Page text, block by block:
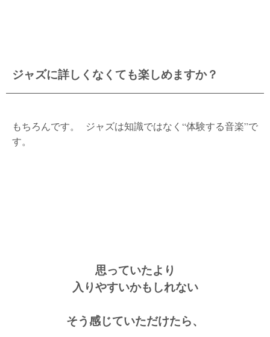
ジャズに詳しくなくても楽しめますか？
もちろんです。 ジャズは知識ではなく“体験する音楽”で
す。
思っていたより
入りやすいかもしれない
そう感じていただけたら、